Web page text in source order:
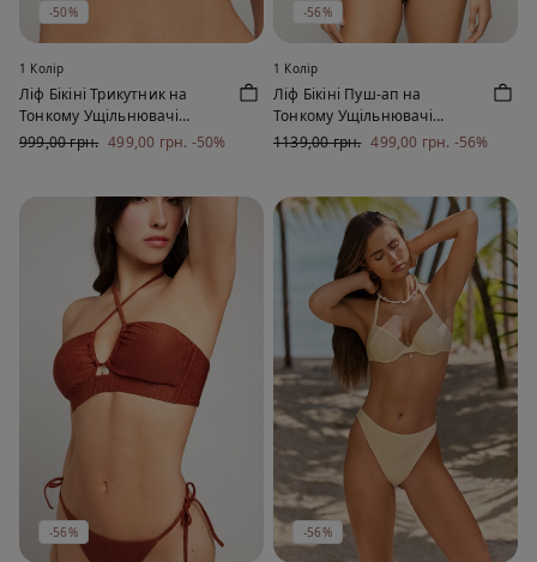
-50%
1 Колір
Ліф Бікіні Трикутник на
Тонкому Ущільнювачі
Paradise Bay Ромовий
999,00 грн. 499,00 грн. -50%
-56%
1 Колір
Ліф Бікіні Пуш-ап на
Тонкому Ущільнювачі
Paradise Bay Ромовий
1139,00 грн. 499,00 грн. -56%
-56% -56%